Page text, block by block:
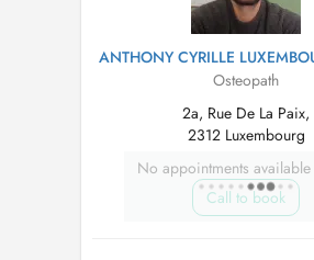
ANTHONY CYRILLE
Osteopath
2a, Rue De La Paix,
2312 Luxembourg
No appointments
Call to book